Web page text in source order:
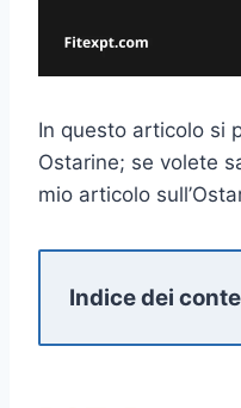
In questo articolo si
Ostarine; se volete
mio articolo
Indice dei